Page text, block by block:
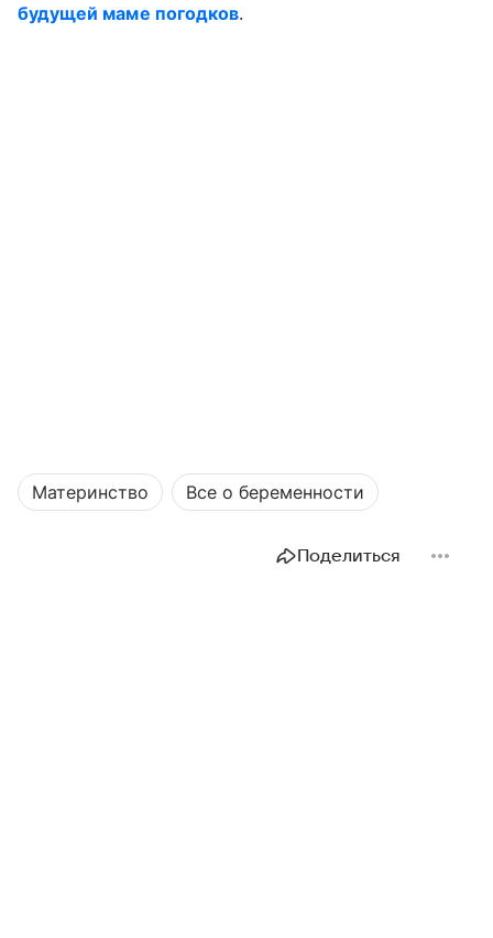
будущей маме погодков.
Материнство Все о беременности
Поделиться